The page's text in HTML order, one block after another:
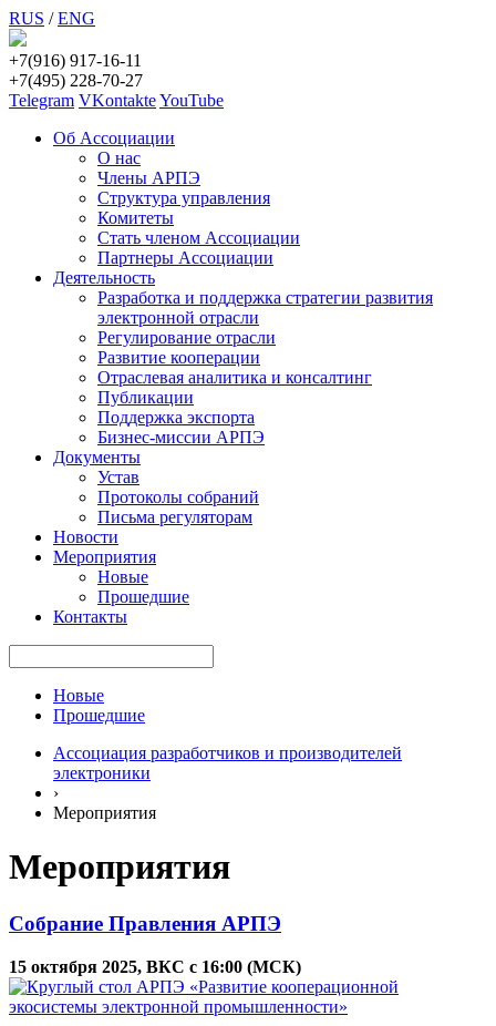
RUS /ENG
+7(916) 917-16-11
+7(495) 228-70-27
Telegram VKontakteYouTube
Об Ассоциации
О нас
Члены АРПЭ
Структура управления
Комитеты
Стать членом Ассоциации
Партнеры Ассоциации
Деятельность
Разработка и поддержка стратегии развития
электронной отрасли
Регулирование отрасли
Развитие кооперации
Отраслевая аналитика и консалтинг
Публикации
Поддержка экспорта
Бизнес-миссии АРПЭ
Документы
Устав
Протоколы собраний
Письма регуляторам
Новости
Мероприятия
Новые
Прошедшие
Контакты
Новые
Прошедшие
Ассоциация разработчиков и производителей
электроники
›
Мероприятия
Мероприятия
Собрание Правления АРПЭ
15 октября 2025, ВКС с 16:00 (МСК)